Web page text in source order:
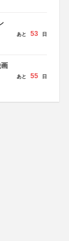
あと 53 日
あと 55 日